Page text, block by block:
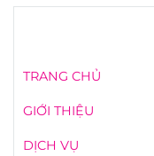
TRANG CHỦ
GIỚI THIỆU
DỊCH VỤ